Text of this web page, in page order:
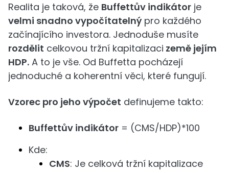
Realita je taková, že Buffettův indikátor je
velmi snadno vypočítatelnýpro každého
začínajícího investora. Jednoduše musíte
rozdělit celkovou tržní kapitalizaci země jejím
HDP. A to je vše. Od Buffetta pocházejí
jednoduché a koherentní věci, které fungují.
Vzorec pro jeho výpočet definujeme takto:
Buffettův indikátor = (CMS/HDP)*100
Kde:
CMS: Je celková tržní kapitalizace